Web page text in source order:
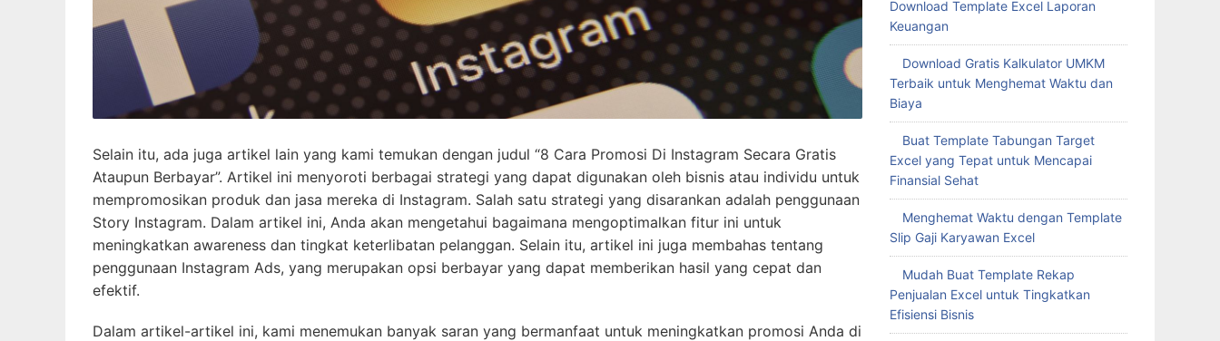
Selain itu, ada juga artikel lain yang kami temukan dengan judul “8 Cara Promosi Di Instagram Secara Gratis
Ataupun Berbayar”. Artikel ini menyoroti berbagai strategi yang dapat digunakan oleh bisnis atau individu untuk
mempromosikan produk dan jasa mereka di Instagram. Salah satu strategi yang disarankan adalah penggunaan
Story Instagram. Dalam artikel ini, Anda akan mengetahui bagaimana mengoptimalkan fitur ini untuk
meningkatkan awareness dan tingkat keterlibatan pelanggan. Selain itu, artikel ini juga membahas tentang
penggunaan Instagram Ads, yang merupakan opsi berbayar yang dapat memberikan hasil yang cepat dan
efektif.
Dalam artikel-artikel ini, kami menemukan banyak saran yang bermanfaat untuk meningkatkan promosi Anda di
Download Template Excel Laporan
Keuangan
Download Gratis Kalkulator UMKM
Terbaik untuk Menghemat Waktu dan
Biaya
Buat Template Tabungan Target
Excel yang Tepat untuk Mencapai
Finansial Sehat
Menghemat Waktu dengan Template
Slip Gaji Karyawan Excel
Mudah Buat Template Rekap
Penjualan Excel untuk Tingkatkan
Efisiensi Bisnis